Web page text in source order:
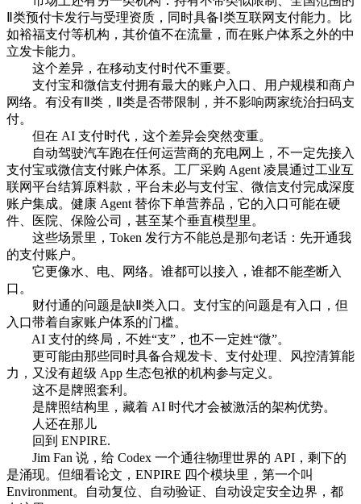
Ⅱ类预付卡发行与受理资质，同时具备Ⅰ类互联网支付能力。比
如裕福支付等机构，其价值不在流量，而在账户体系之外的中
立发卡能力。
这个差异，在移动支付时代不重要。
支付宝和微信支付拥有最大的账户入口、用户规模和商户
网络。有没有Ⅱ类，Ⅱ类是否带限制，并不影响两家统治扫码支
付。
但在 AI 支付时代，这个差异会突然变重。
自动驾驶汽车跑在任何运营商的充电网上，不一定先接入
支付宝或微信支付账户体系。工厂采购 Agent 凌晨通过工业互
联网平台结算原料款，平台未必与支付宝、微信支付完成深度
账户集成。健康 Agent 替你下单营养品，它的入口可能在硬
件、医院、保险公司，甚至某个垂直模型里。
这些场景里，Token 发行方不能总是那句老话：先开通我
的支付账户。
它更像水、电、网络。谁都可以接入，谁都不能垄断入
口。
财付通的问题是缺Ⅱ类入口。支付宝的问题是有入口，但
入口带着自家账户体系的门槛。
AI 支付的终局，不姓“支”，也不一定姓“微”。
更可能由那些同时具备合规发卡、支付处理、风控清算能
力，又没有超级 App 生态包袱的机构参与定义。
这不是牌照套利。
是牌照结构里，藏着 AI 时代才会被激活的架构优势。
人还在那儿
回到 ENPIRE.
Jim Fan 说，给 Codex 一个通往物理世界的 API，剩下的
是涌现。但细看论文，ENPIRE 四个模块里，第一个叫
Environment。自动复位、自动验证、自动设定安全边界，都